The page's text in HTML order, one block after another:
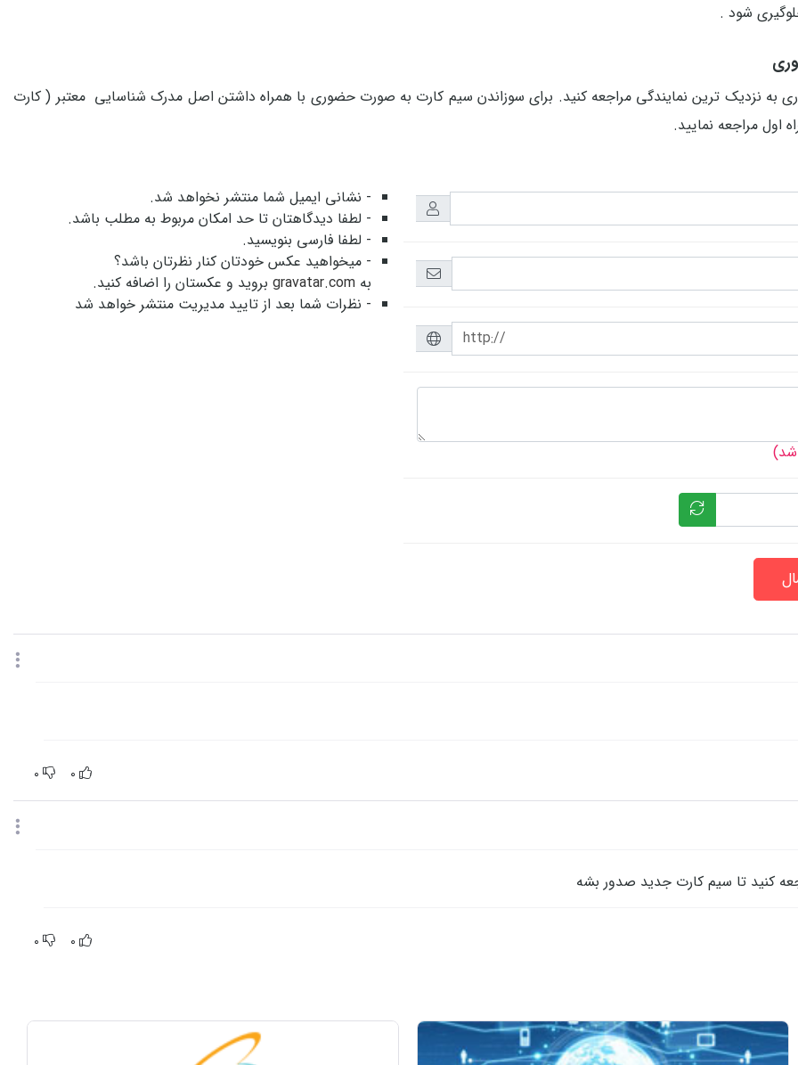
شود .
به نزدیک ترین نمایندگی مراجعه کنید. برای سوزاندن سیم کارت به صورت حضوری با همراه داشتن اصل مدرک شناسایی معتبر ( کارت
اول مراجعه نمایید.
شد)
- نشانی ایمیل شما منتشر نخواهد شد.
- لطفا دیدگاهتان تا حد امکان مربوط به مطلب باشد.
- لطفا فارسی بنویسید.
- میخواهید عکس خودتان کنار نظرتان باشد؟
به gravatar.com بروید و عکستان را اضافه کنید.
- نظرات شما بعد از تایید مدیریت منتشر خواهد شد
0
0
کنید تا سیم کارت جدید صدور بشه
0
0